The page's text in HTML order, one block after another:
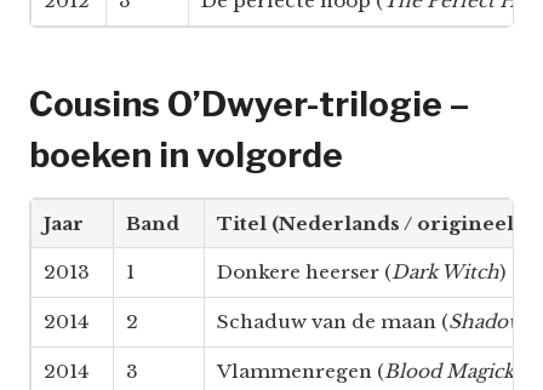
Cousins O’Dwyer-trilogie –
boeken in volgorde
Jaar Band Titel (Nederlands / origineel)
2013 1 Donkere heerser (Dark Witch)
2014 2 Schaduw van de maan (Shadow
2014 3 Vlammenregen (Blood Magick